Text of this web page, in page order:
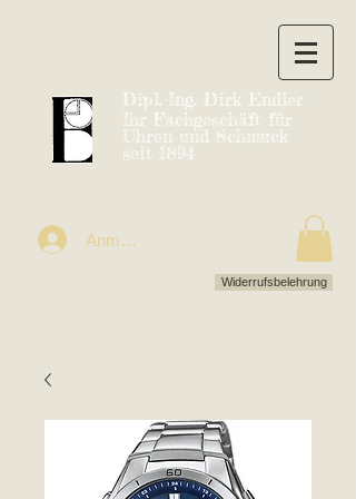
Dipl.-Ing. Dirk Endler
Ihr Fachgeschäft für
Uhren und Schmuck
seit 1894
Anmelden
Widerrufsbelehrung